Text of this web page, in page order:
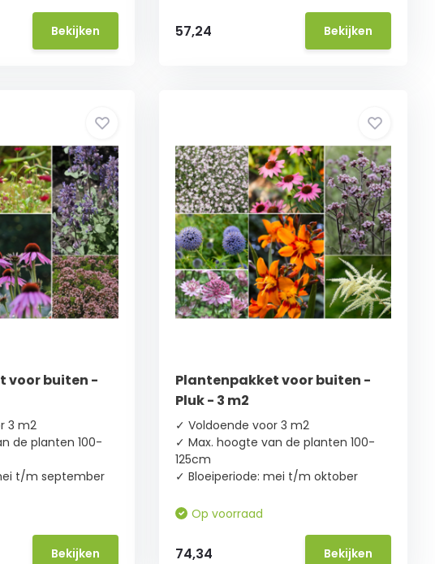
Bekijken 57,24 Bekijken
voor buiten -
3 m2
de planten 100-
t/m september
Bekijken
Plantenpakket voor buiten -
Pluk - 3 m2
✓ Voldoende voor 3 m2
✓ Max. hoogte van de planten 100-
125cm
✓ Bloeiperiode: mei t/m oktober
Op voorraad
74,34 Bekijken